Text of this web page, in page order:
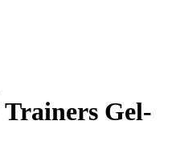
Trainers Gel-